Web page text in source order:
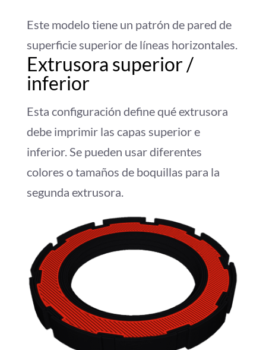
Este modelo tiene un patrón de pared de
superficie superior de líneas horizontales.
Extrusora superior /
inferior
Esta configuración define qué extrusora
debe imprimir las capas superior e
inferior. Se pueden usar diferentes
colores o tamaños de boquillas para la
segunda extrusora.